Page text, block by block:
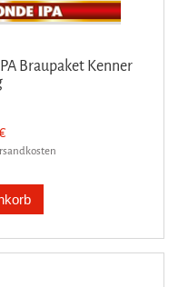
Braupaket Kenner